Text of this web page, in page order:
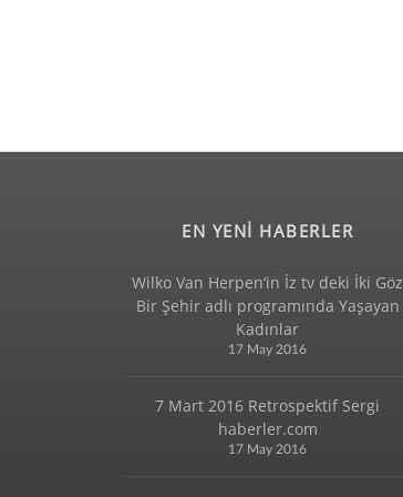
EN YENİ HABERLER
Wilko Van Herpen‘in İz tv deki İki Göz
Bir Şehir adlı programında Yaşayan
Kadınlar
17 May 2016
7 Mart 2016 Retrospektif Sergi
haberler.com
17 May 2016